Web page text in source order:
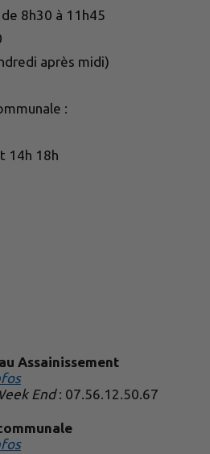
8h30 à 11h45
après midi)
:
14h 18h
Assainissement
End: 07.56.12.50.67